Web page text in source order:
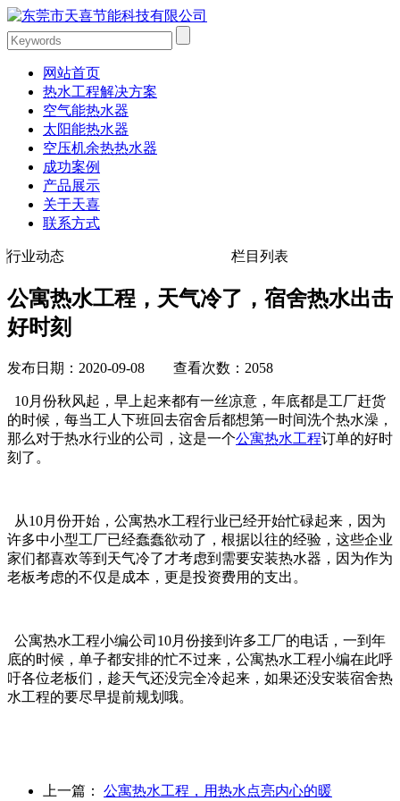
网站首页
热水工程解决方案
空气能热水器
太阳能热水器
空压机余热热水器
成功案例
产品展示
关于天喜
联系方式
行业动态 栏目列表
公寓热水工程，天气冷了，宿舍热水出击
好时刻
发布日期：2020-09-08 查看次数：2058
10月份秋风起，早上起来都有一丝凉意，年底都是工厂赶货
的时候，每当工人下班回去宿舍后都想第一时间洗个热水澡，
那么对于热水行业的公司，这是一个公寓热水工程订单的好时
刻了。
从10月份开始，公寓热水工程行业已经开始忙碌起来，因为
许多中小型工厂已经蠢蠢欲动了，根据以往的经验，这些企业
家们都喜欢等到天气冷了才考虑到需要安装热水器，因为作为
老板考虑的不仅是成本，更是投资费用的支出。
公寓热水工程小编公司10月份接到许多工厂的电话，一到年
底的时候，单子都安排的忙不过来，公寓热水工程小编在此呼
吁各位老板们，趁天气还没完全冷起来，如果还没安装宿舍热
水工程的要尽早提前规划哦。
上一篇： 公寓热水工程，用热水点亮内心的暖